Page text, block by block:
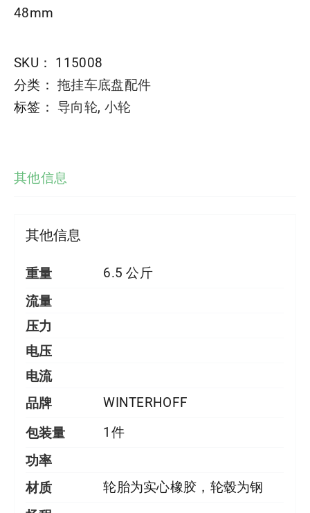
48mm
SKU： 115008
分类：拖挂车底盘配件
标签：导向轮, 小轮
其他信息
其他信息
重量 6.5 公斤
流量
压力
电压
电流
品牌
WINTERHOFF
包装量 1件
功率
材质
轮胎为实心橡胶，轮毂为钢